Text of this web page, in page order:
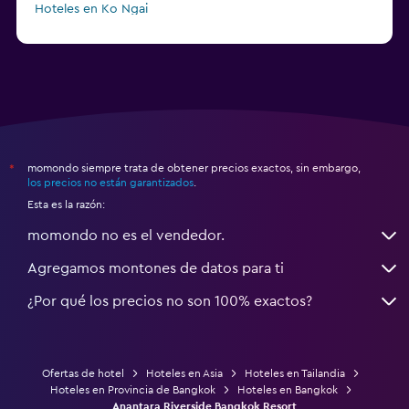
Hoteles en Ko Ngai
*
momondo siempre trata de obtener precios exactos, sin embargo,
los precios no están garantizados
Esta es la razón:
momondo no es el vendedor.
Agregamos montones de datos para ti
¿Por qué los precios no son 100% exactos?
Ofertas de hotel Hoteles en Asia
Hoteles en Tailandia
Hoteles en Provincia de Bangkok
Hoteles en Bangkok
Anantara Riverside Bangkok Resort